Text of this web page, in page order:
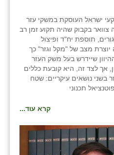
מקרקעי ישראל העוסקת במשקי עזר
19.11.17 פתחה צוואר בקבוק שהיה תקוע זמן רב
תוספת יח"ד ופיצול
מצב של "מקל וגזר" כך
שיידרש בעל משק העזר
אך לצד זה, היא קובעת כללים
נושאים עיקריים: שטח
תכנוני
קרא עוד...